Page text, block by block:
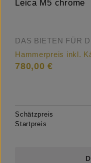
Leica M5 chrome
DAS BIETEN FÜR
Hammerpreis inkl.
780,00 €
Schätzpreis
Startpreis